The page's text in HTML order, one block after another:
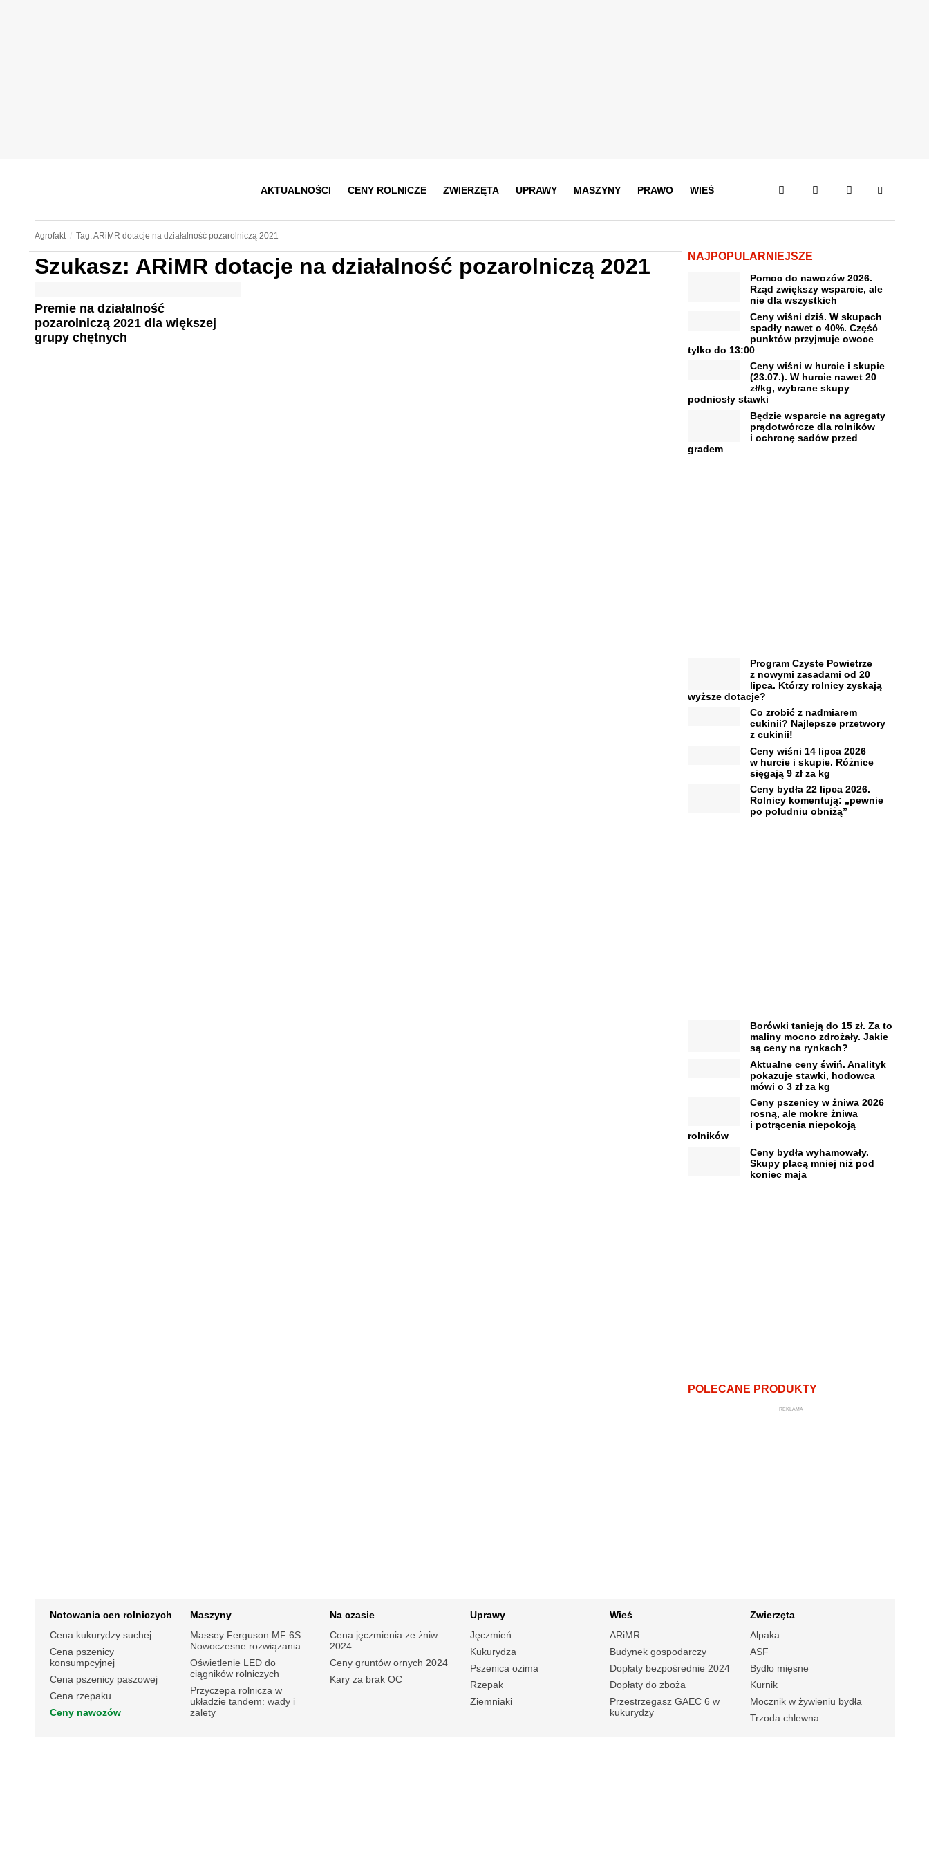
AKTUALNOŚCI CENY ROLNICZE ZWIERZĘTA UPRAWY MASZYNY PRAWO WIEŚ
Agrofakt Tag: ARiMR dotacje na działalność pozarolniczą 2021
Szukasz: ARiMR dotacje na działalność pozarolniczą 2021
Premie na działalność
pozarolniczą 2021 dla większej
grupy chętnych
NAJPOPULARNIEJSZE
Pomoc do nawozów 2026.
Rząd zwiększy wsparcie, ale
nie dla wszystkich
Ceny wiśni dziś. W skupach
spadły nawet o 40%. Część
punktów przyjmuje owoce
tylko do 13:00
Ceny wiśni w hurcie i skupie
(23.07.). W hurcie nawet 20
zł/kg, wybrane skupy
podniosły stawki
Będzie wsparcie na agregaty
prądotwórcze dla rolników
i ochronę sadów przed
gradem
Program Czyste Powietrze
z nowymi zasadami od 20
lipca. Którzy rolnicy zyskają
wyższe dotacje?
Co zrobić z nadmiarem
cukinii? Najlepsze przetwory
z cukinii!
Ceny wiśni 14 lipca 2026
w hurcie i skupie. Różnice
sięgają 9 zł za kg
Ceny bydła 22 lipca 2026.
Rolnicy komentują: „pewnie
po południu obniżą”
Borówki tanieją do 15 zł. Za to
maliny mocno zdrożały. Jakie
są ceny na rynkach?
Aktualne ceny świń. Analityk
pokazuje stawki, hodowca
mówi o 3 zł za kg
Ceny pszenicy w żniwa 2026
rosną, ale mokre żniwa
i potrącenia niepokoją
rolników
Ceny bydła wyhamowały.
Skupy płacą mniej niż pod
koniec maja
POLECANE PRODUKTY
REKLAMA
Notowania cen rolniczych
Cena kukurydzy suchej
Cena pszenicy
konsumpcyjnej
Cena pszenicy paszowej
Cena rzepaku
Ceny nawozów
Maszyny
Massey Ferguson MF 6S.
Nowoczesne rozwiązania
Oświetlenie LED do
ciągników rolniczych
Przyczepa rolnicza w
układzie tandem: wady i
zalety
Na czasie
Cena jęczmienia ze żniw
2024
Ceny gruntów ornych 2024
Kary za brak OC
Uprawy
Jęczmień
Kukurydza
Pszenica ozima
Rzepak
Ziemniaki
Wieś
ARiMR
Budynek gospodarczy
Dopłaty bezpośrednie 2024
Dopłaty do zboża
Przestrzegasz GAEC 6 w
kukurydzy
Zwierzęta
Alpaka
ASF
Bydło mięsne
Kurnik
Mocznik w żywieniu bydła
Trzoda chlewna